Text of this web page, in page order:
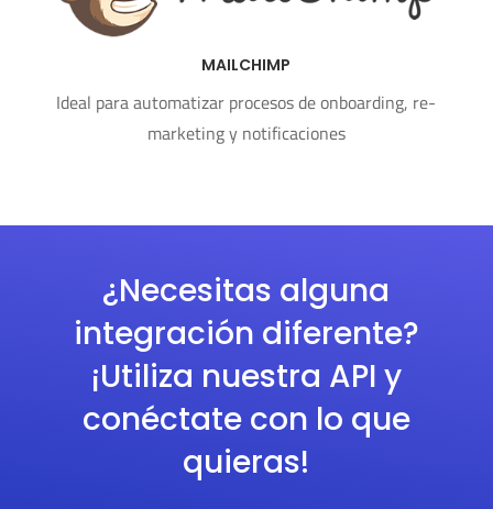
MAILCHIMP
Ideal para automatizar procesos de onboarding, re-
marketing y notificaciones
¿Necesitas alguna
integración diferente?
¡Utiliza nuestra API y
conéctate con lo que
quieras!